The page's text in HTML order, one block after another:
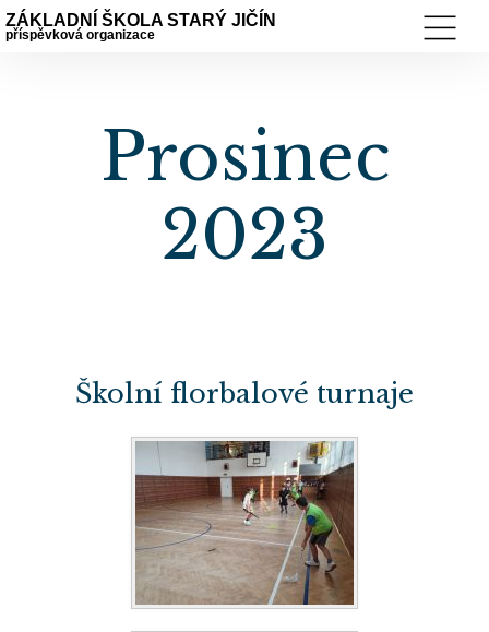
ZÁKLADNÍ ŠKOLA STARÝ JIČÍN
příspěvková organizace
Prosinec
2023
Školní florbalové turnaje